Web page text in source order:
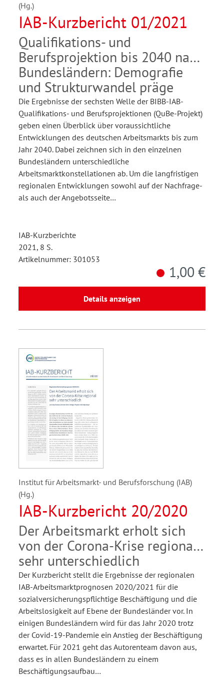
(Hg.)
IAB-Kurzbericht 01/2021
Qualifikations- und
Berufsprojektion bis 2040 nach
Bundesländern: Demografie
und Strukturwandel präge
Die Ergebnisse der sechsten Welle der BIBB-IAB-
Qualifikations- und Berufsprojektionen (QuBe-Projekt)
geben einen Überblick über voraussichtliche
Entwicklungen des deutschen Arbeitsmarkts bis zum
Jahr 2040. Dabei zeichnen sich in den einzelnen
Bundesländern unterschiedliche
Arbeitsmarktkonstellationen ab. Um die langfristigen
regionalen Entwicklungen sowohl auf der Nachfrage-
als auch der Angebotsseite…
IAB-Kurzberichte
2021, 8 S.
Artikelnummer: 301053
1,00 €
Details anzeigen
Institut für Arbeitsmarkt- und Berufsforschung (IAB)
(Hg.)
IAB-Kurzbericht 20/2020
Der Arbeitsmarkt erholt sich
von der Corona-Krise regional
sehr unterschiedlich
Der Kurzbericht stellt die Ergebnisse der regionalen
IAB-Arbeitsmarktprognosen 2020/2021 für die
sozialversicherungspflichtige Beschäftigung und die
Arbeitslosigkeit auf Ebene der Bundesländer vor. In
einigen Bundesländern wird für das Jahr 2020 trotz
der Covid-19-Pandemie ein Anstieg der Beschäftigung
erwartet. Für 2021 geht das Autorenteam davon aus,
dass es in allen Bundesländern zu einem
Beschäftigungsaufbau…